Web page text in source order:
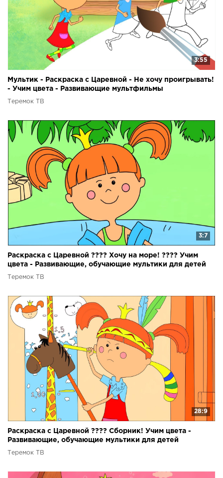
3:55
Мультик - Раскраска с Царевной - Не хочу проигрывать!
- Учим цвета - Развивающие мультфильмы
Теремок ТВ
3:7
Раскраска с Царевной ???? Хочу на море! ???? Учим
цвета - Развивающие, обучающие мультики для детей
Теремок ТВ
28:9
Раскраска с Царевной ???? Сборник! Учим цвета -
Развивающие, обучающие мультики для детей
Теремок ТВ